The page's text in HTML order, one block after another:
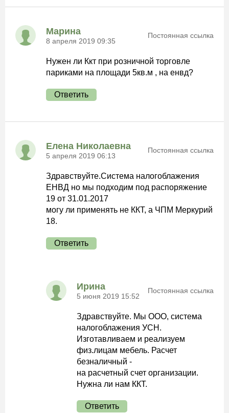
Марина
8 апреля 2019 09:35
Постоянная ссылка
Нужен ли Ккт при розничной торговле
париками на площади 5кв.м , на енвд?
Ответить
Елена Николаевна
5 апреля 2019 06:13
Постоянная ссылка
Здравствуйте.Система налогоблажения
ЕНВД но мы подходим под распоряжение
19 от 31.01.2017
могу ли применять не ККТ, а ЧПМ Меркурий
18.
Ответить
Ирина
5 июня 2019 15:52
Постоянная ссылка
Здравствуйте. Мы ООО, система
налогоблажения УСН.
Изготавливаем и реализуем
физ.лицам мебель. Расчет
безналичный -
на расчетный счет организации.
Нужна ли нам ККТ.
Ответить